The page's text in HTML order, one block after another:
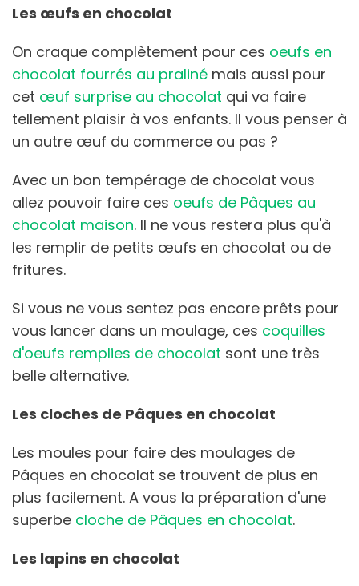
Les œufs en chocolat
On craque complètement pour ces oeufs en
chocolat fourrés au praliné mais aussi pour
cet œuf surprise au chocolat qui va faire
tellement plaisir à vos enfants. Il vous penser à
un autre œuf du commerce ou pas ?
Avec un bon tempérage de chocolat vous
allez pouvoir faire ces oeufs de Pâques au
chocolat maison. Il ne vous restera plus qu'à
les remplir de petits œufs en chocolat ou de
fritures.
Si vous ne vous sentez pas encore prêts pour
vous lancer dans un moulage, ces coquilles
d'oeufs remplies de chocolat sont une très
belle alternative.
Les cloches de Pâques en chocolat
Les moules pour faire des moulages de
Pâques en chocolat se trouvent de plus en
plus facilement. A vous la préparation d'une
superbe cloche de Pâques en chocolat.
Les lapins en chocolat